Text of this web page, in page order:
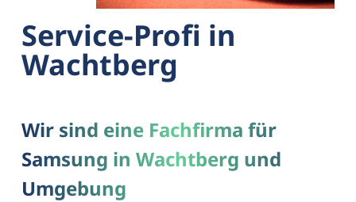
Service-Profi in
Wachtberg
Wir sind eine Fachfirma für
Samsung in Wachtberg und
Umgebung